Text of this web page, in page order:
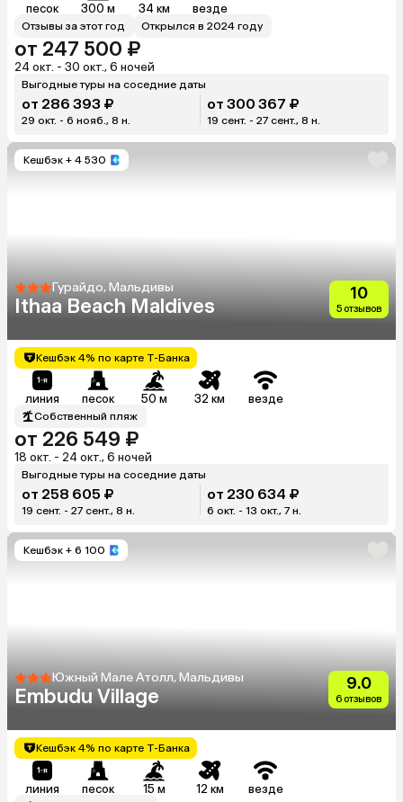
песок 300 м 34 км везде
Отзывы за этот год Открылся в 2024 году
от 247 500 ₽
24 окт. - 30 окт., 6 ночей
Выгодные туры на соседние даты
от 286 393 ₽
29 окт. - 6 нояб., 8 н.
от 300 367 ₽
19 сент. - 27 сент., 8 н.
Кешбэк + 4 530
Гурайдо, Мальдивы
Ithaa Beach Maldives
10
5 отзывов
Кешбэк 4% по карте Т-Банка
линия песок 50 м 32 км везде
Собственный пляж
от 226 549 ₽
18 окт. - 24 окт., 6 ночей
Выгодные туры на соседние даты
от 258 605 ₽
19 сент. - 27 сент., 8 н.
от 230 634 ₽
6 окт. - 13 окт., 7 н.
Кешбэк + 6 100
Южный Мале Атолл, Мальдивы
Embudu Village
9.0
6 отзывов
Кешбэк 4% по карте Т-Банка
линия песок 15 м 12 км везде